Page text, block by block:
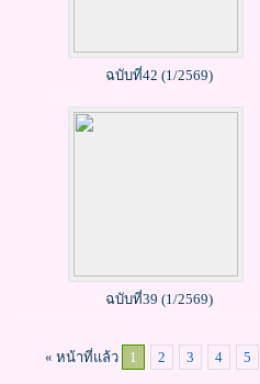
ฉบับที่42 (1/2569)
ฉบับที่39 (1/2569)
« หน้าที่แล้ว 1 2 3 4 5